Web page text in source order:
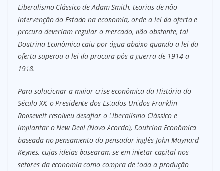
Liberalismo Clássico de Adam Smith, teorias de não
intervenção do Estado na economia, onde a lei da oferta e
procura deveriam regular o mercado, não obstante, tal
Doutrina Econômica caiu por água abaixo quando a lei da
oferta superou a lei da procura pós a guerra de 1914 a
1918.
Para solucionar a maior crise econômica da História do
Século XX, o Presidente dos Estados Unidos Franklin
Roosevelt resolveu desafiar o Liberalismo Clássico e
implantar o New Deal (Novo Acordo), Doutrina Econômica
baseada no pensamento do pensador inglês John Maynard
Keynes, cujas ideias basearam-se em injetar capital nos
setores da economia como compra de toda a produção